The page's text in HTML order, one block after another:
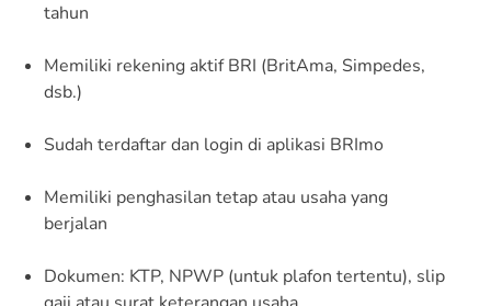
tahun
Memiliki rekening aktif BRI (BritAma, Simpedes,
dsb.)
Sudah terdaftar dan login di aplikasi BRImo
Memiliki penghasilan tetap atau usaha yang
berjalan
Dokumen: KTP, NPWP (untuk plafon tertentu), slip